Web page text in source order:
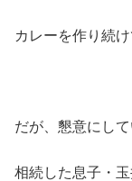
カレーを作り続
だが、懇意にし
相続した息子・